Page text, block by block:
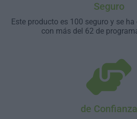
Seguro
Este producto es 100 seguro y se
con más del 62 de
de Confianza